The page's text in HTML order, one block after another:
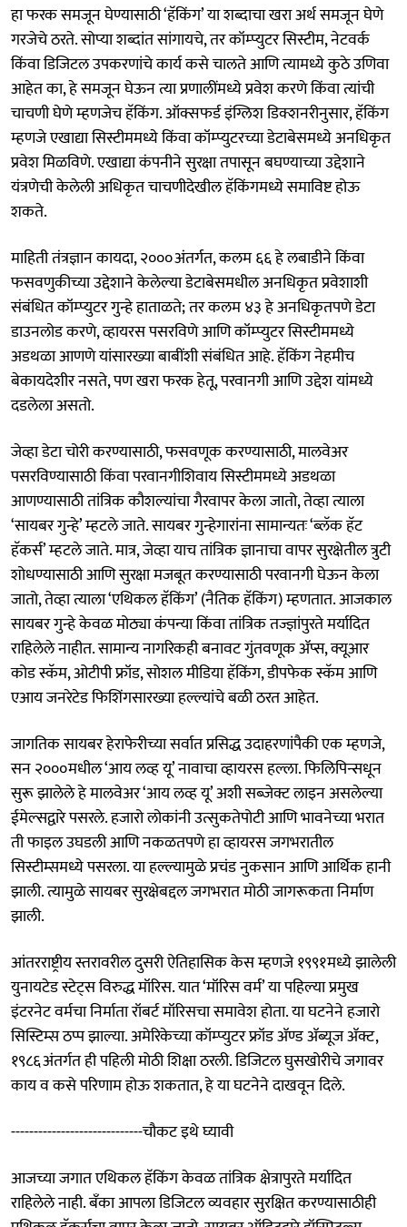
हा फरक समजून घेण्यासाठी ‘हॅकिंग’ या शब्दाचा खरा अर्थ समजून घेणे
गरजेचे ठरते. सोप्या शब्दांत सांगायचे, तर कॉम्प्युटर सिस्टीम, नेटवर्क
किंवा डिजिटल उपकरणांचे कार्य कसे चालते आणि त्यामध्ये कुठे उणिवा
आहेत का, हे समजून घेऊन त्या प्रणालींमध्ये प्रवेश करणे किंवा त्यांची
चाचणी घेणे म्हणजेच हॅकिंग. ऑक्सफर्ड इंग्लिश डिक्शनरीनुसार, हॅकिंग
म्हणजे एखाद्या सिस्टीममध्ये किंवा कॉम्प्युटरच्या डेटाबेसमध्ये अनधिकृत
प्रवेश मिळविणे. एखाद्या कंपनीने सुरक्षा तपासून बघण्याच्या उद्देशाने
यंत्रणेची केलेली अधिकृत चाचणीदेखील हॅकिंगमध्ये समाविष्ट होऊ
शकते.
माहिती तंत्रज्ञान कायदा, २०००अंतर्गत, कलम ६६ हे लबाडीने किंवा
फसवणुकीच्या उद्देशाने केलेल्या डेटाबेसमधील अनधिकृत प्रवेशाशी
संबंधित कॉम्प्युटर गुन्हे हाताळते; तर कलम ४३ हे अनधिकृतपणे डेटा
डाउनलोड करणे, व्हायरस पसरविणे आणि कॉम्प्युटर सिस्टीममध्ये
अडथळा आणणे यांसारख्या बाबींशी संबंधित आहे. हॅकिंग नेहमीच
बेकायदेशीर नसते, पण खरा फरक हेतू, परवानगी आणि उद्देश यांमध्ये
दडलेला असतो.
जेव्हा डेटा चोरी करण्यासाठी, फसवणूक करण्यासाठी, मालवेअर
पसरविण्यासाठी किंवा परवानगीशिवाय सिस्टीममध्ये अडथळा
आणण्यासाठी तांत्रिक कौशल्यांचा गैरवापर केला जातो, तेव्हा त्याला
‘सायबर गुन्हे’ म्हटले जाते. सायबर गुन्हेगारांना सामान्यतः ‘ब्लॅक हॅट
हॅकर्स’ म्हटले जाते. मात्र, जेव्हा याच तांत्रिक ज्ञानाचा वापर सुरक्षेतील त्रुटी
शोधण्यासाठी आणि सुरक्षा मजबूत करण्यासाठी परवानगी घेऊन केला
जातो, तेव्हा त्याला ‘एथिकल हॅकिंग’ (नैतिक हॅकिंग) म्हणतात. आजकाल
सायबर गुन्हे केवळ मोठ्या कंपन्या किंवा तांत्रिक तज्ज्ञांपुरते मर्यादित
राहिलेले नाहीत. सामान्य नागरिकही बनावट गुंतवणूक ॲप्स, क्यूआर
कोड स्कॅम, ओटीपी फ्रॉड, सोशल मीडिया हॅकिंग, डीपफेक स्कॅम आणि
एआय जनरेटेड फिशिंगसारख्या हल्ल्यांचे बळी ठरत आहेत.
जागतिक सायबर हेराफेरीच्या सर्वात प्रसिद्ध उदाहरणांपैकी एक म्हणजे,
सन २०००मधील ‘आय लव्ह यू’ नावाचा व्हायरस हल्ला. फिलिपिन्सधून
सुरू झालेले हे मालवेअर ‘आय लव्ह यू’ अशी सब्जेक्ट लाइन असलेल्या
ईमेल्सद्वारे पसरले. हजारो लोकांनी उत्सुकतेपोटी आणि भावनेच्या भरात
ती फाइल उघडली आणि नकळतपणे हा व्हायरस जगभरातील
सिस्टीम्समध्ये पसरला. या हल्ल्यामुळे प्रचंड नुकसान आणि आर्थिक हानी
झाली. त्यामुळे सायबर सुरक्षेबद्दल जगभरात मोठी जागरूकता निर्माण
झाली.
आंतरराष्ट्रीय स्तरावरील दुसरी ऐतिहासिक केस म्हणजे १९९१मध्ये झालेली
युनायटेड स्टेट्स विरुद्ध मॉरिस. यात ‘मॉरिस वर्म’ या पहिल्या प्रमुख
इंटरनेट वर्मचा निर्माता रॉबर्ट मॉरिसचा समावेश होता. या घटनेने हजारो
सिस्टिम्स ठप्प झाल्या. अमेरिकेच्या कॉम्प्युटर फ्रॉड ॲण्ड ॲब्यूज ॲक्ट,
१९८६अंतर्गत ही पहिली मोठी शिक्षा ठरली. डिजिटल घुसखोरीचे जगावर
काय व कसे परिणाम होऊ शकतात, हे या घटनेने दाखवून दिले.
-----------------------------चौकट इथे घ्यावी
आजच्या जगात एथिकल हॅकिंग केवळ तांत्रिक क्षेत्रापुरते मर्यादित
राहिलेले नाही. बँका आपला डिजिटल व्यवहार सुरक्षित करण्यासाठीही